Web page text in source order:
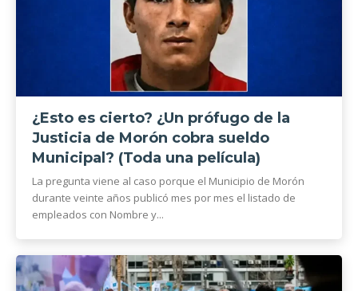
¿Esto es cierto? ¿Un prófugo de la
Justicia de Morón cobra sueldo
Municipal? (Toda una película)
La pregunta viene al caso porque el Municipio de Morón
durante veinte años publicó mes por mes el listado de
empleados con Nombre y...